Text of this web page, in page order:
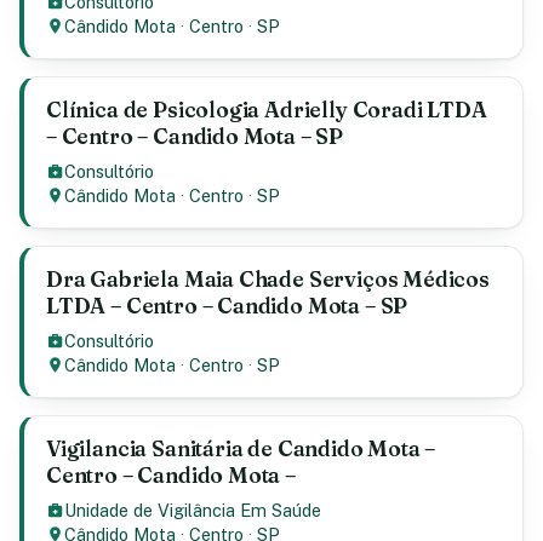
Cândido Mota ·Centro ·SP
Clínica de Psicologia Adrielly Coradi LTDA
– Centro – Candido Mota – SP
Consultório
Cândido Mota ·Centro ·SP
Dra Gabriela Maia Chade Serviços Médicos
LTDA – Centro – Candido Mota – SP
Consultório
Cândido Mota ·Centro ·SP
Vigilancia Sanitária de Candido Mota –
Centro – Candido Mota –
Unidade de Vigilância Em Saúde
Cândido Mota ·Centro ·SP